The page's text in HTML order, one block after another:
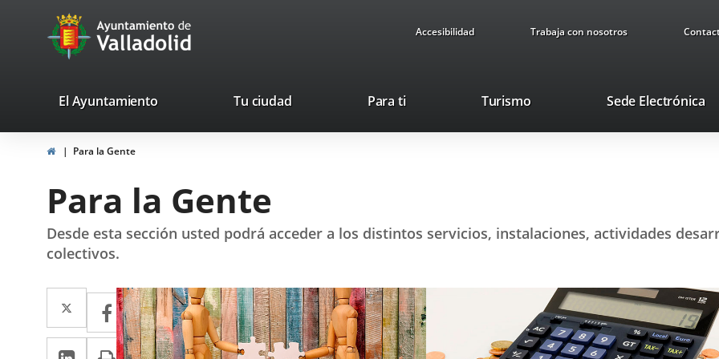
Portal
Web
Ayuntamiento
de
Accesibilidad Trabaja con nosotros
valladolid.es
El Ayuntamiento Tu ciudad Para ti TurismoThis
will
up
window.
Sede Electrónica
HomePara la Gente
Para la Gente
Desde esta sección usted podrá acceder a los distintos servicios, instalaciones, actividades
colectivos.
Twitter
Enlace
a
Facebook
Enlace
a
Linkedin
EnlacePrint